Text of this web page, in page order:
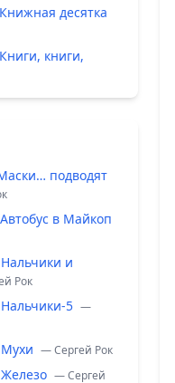
десятка
книги,
подводят
в Майкоп
и
Рок
5 —
— Сергей Рок
— Сергей